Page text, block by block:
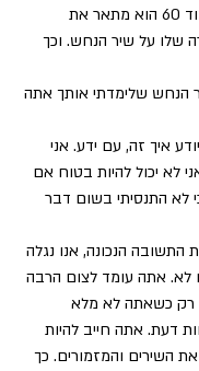
בהוצאת טנקה / בעמוד 60 הוא מתאר את
שלו על שיר הנחש. וכך
הנחש שלימדתי אותך אתה
איך זה, עם ידע. אני
לא יכול להיות בטוח אם
לא התנסיתי בשום דבר
התשובה הנכונה, אנו נגלה
לא. אתה עומד לצום הרבה
רק כשאתה לא מלא
דעת. אתה חייב להיות
השירים והמזמורים. כך